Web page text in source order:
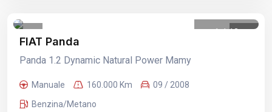
1 /13
FIAT Panda
Panda 1.2 Dynamic Natural Power Mamy
Manuale 160.000 Km
09 / 2008
Benzina/Metano